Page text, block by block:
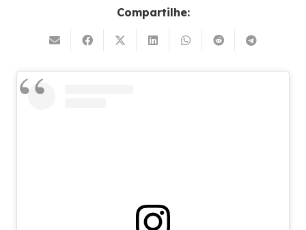
Compartilhe: